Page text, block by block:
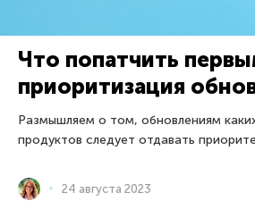
Что попатчить
приоритизация
Размышляем о том, обновлениям
продуктов следует отдавать
24 августа 2023